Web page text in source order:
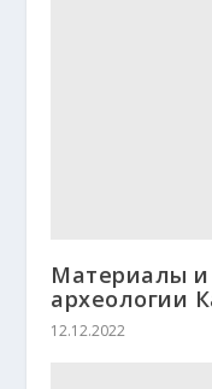
Материалы и
археологии
12.12.2022